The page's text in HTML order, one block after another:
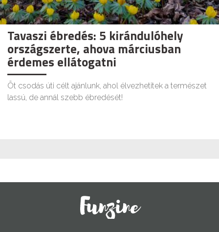
Tavaszi ébredés: 5 kirándulóhely
országszerte, ahova márciusban
érdemes ellátogatni
Öt csodás úti célt ajánlunk, ahol élvezhetitek a természet
lassú, de annál szebb ébredését!